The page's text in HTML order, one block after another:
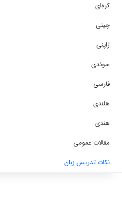
کره‌ای
چینی
ژاپنی
سوئدی
فارسی
هلندی
هندی
مقالات عمومی
نکات تدریس زبان